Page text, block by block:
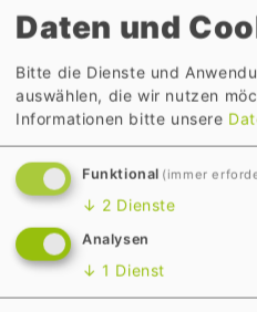
Änderung der
Daten und
Bitte die Dienste und
auswählen, die wir nutzen
Informationen bitte unsere
Funktional (immer
↓ 2 Dienste
Analysen
↓ 1 Dienst